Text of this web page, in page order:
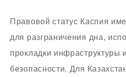
Правовой статус Каспия
для разграничения дна,
прокладки инфраструктуры
безопасности. Для